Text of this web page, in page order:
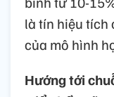
là tín hiệu tích
của mô hình
Hướng tới